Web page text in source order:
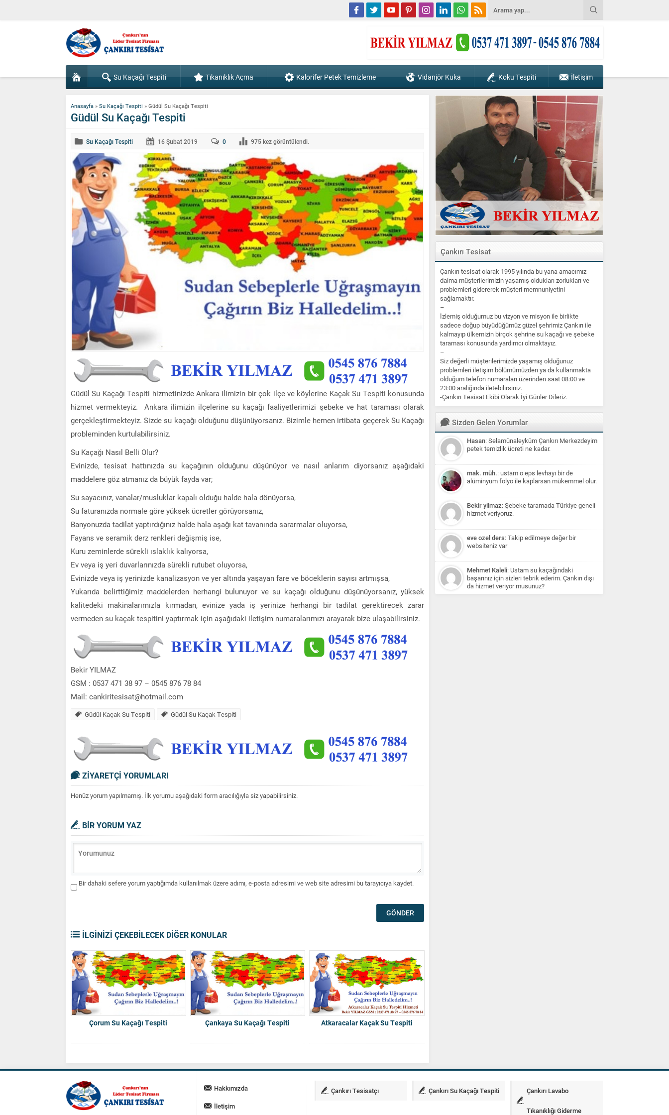
Su Kaçağı Tespiti Tıkanıklık Açma Kalorifer Petek Temizleme Vidanjör Kuka Koku Tespiti İletişim
Anasayfa » Su Kaçağı Tespiti » Güdül Su Kaçağı Tespiti
Güdül Su Kaçağı Tespiti
Su Kaçağı Tespiti 16 Şubat2019 0 975kez görüntülendi.
Güdül Su Kaçağı Tespiti hizmetinizde Ankara ilimizin bir çok ilçe ve köylerine Kaçak Su Tespiti konusunda
hizmet vermekteyiz. Ankara ilimizin ilçelerine su kaçağı faaliyetlerimizi şebeke ve hat taraması olarak
gerçekleştirmekteyiz. Sizde su kaçağı olduğunu düşünüyorsanız. Bizimle hemen irtibata geçerek Su Kaçağı
probleminden kurtulabilirsiniz.
Su Kaçağı Nasıl Belli Olur?
Evinizde, tesisat hattınızda su kaçağının olduğunu düşünüyor ve nasıl anlarım diyorsanız aşağıdaki
maddelere göz atmanız da büyük fayda var;
Su sayacınız, vanalar/musluklar kapalı olduğu halde hala dönüyorsa,
Su faturanızda normale göre yüksek ücretler görüyorsanız,
Banyonuzda tadilat yaptırdığınız halde hala aşağı kat tavanında sararmalar oluyorsa,
Fayans ve seramik derz renkleri değişmiş ise,
Kuru zeminlerde sürekli ıslaklık kalıyorsa,
Ev veya iş yeri duvarlarınızda sürekli rutubet oluyorsa,
Evinizde veya iş yerinizde kanalizasyon ve yer altında yaşayan fare ve böceklerin sayısı artmışsa,
Yukarıda belirttiğimiz maddelerden herhangi bulunuyor ve su kaçağı olduğunu düşünüyorsanız, yüksek
kalitedeki makinalarımızla kırmadan, evinize yada iş yerinize herhangi bir tadilat gerektirecek zarar
vermeden su kaçak tespitini yaptırmak için aşağıdaki iletişim numaralarımızı arayarak bize ulaşabilirsiniz.
Bekir YILMAZ
GSM : 0537 471 38 97 – 0545 876 78 84
Mail: cankiritesisat@hotmail.com
Güdül Kaçak Su Tespiti Güdül Su Kaçak Tespiti
ZİYARETÇİ YORUMLARI
Henüz yorum yapılmamış. İlk yorumu aşağıdaki form aracılığıyla siz yapabilirsiniz.
BİR YORUM YAZ
Bir dahaki sefere yorum yaptığımda kullanılmak üzere adımı, e-posta adresimi ve web site adresimi bu tarayıcıya kaydet.
İLGİNİZİ ÇEKEBİLECEK DİĞER KONULAR
Çorum Su Kaçağı Tespiti Çankaya Su Kaçağı Tespiti Atkaracalar Kaçak Su Tespiti
Çankırı Tesisat
Çankırı tesisat olarak 1995 yılında bu yana amacımız
daima müşterilerimizin yaşamış oldukları zorlukları ve
problemleri gidererek müşteri memnuniyetini
sağlamaktır.
–
İzlemiş olduğumuz bu vizyon ve misyon ile birlikte
sadece doğup büyüdüğümüz güzel şehrimiz Çankırı ile
kalmayıp ülkemizin birçok şehrine su kaçağı ve şebeke
taraması konusunda yardımcı olmaktayız.
–
Siz değerli müşterilerimizde yaşamış olduğunuz
problemleri iletişim bölümümüzden ya da kullanmakta
olduğum telefon numaraları üzerinden saat 08:00 ve
23:00 aralığında iletebilirsiniz.
-Çankırı Tesisat Ekibi Olarak İyi Günler Dileriz.
Sizden Gelen Yorumlar
Hasan: Selamünaleyküm Çankırı Merkezdeyim
petek temizlik ücreti ne kadar.
mak. müh.: ustam o eps levhayı bir de
alüminyum folyo ile kaplarsan mükemmel olur.
Bekir yilmaz: Şebeke taramada Türkiye geneli
hizmet veriyoruz.
eve ozel ders: Takip edilmeye değer bir
websiteniz var
Mehmet Kaleli: Ustam su kaçağındaki
başarınız için sizleri tebrik ederim. Çankırı dışı
da hizmet veriyor musunuz?
Hakkımızda
İletişim
Çankırı Tesisatçı Çankırı Su Kaçağı Tespiti Çankırı Lavabo
Tıkanıklığı Giderme